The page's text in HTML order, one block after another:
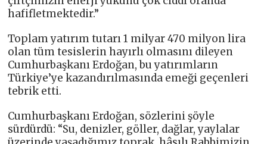
hafifletmektedir.”
Toplam yatırım tutarı 1 milyar 470 milyon lira
olan tüm tesislerin hayırlı olmasını dileyen
Cumhurbaşkanı Erdoğan, bu yatırımların
Türkiye’ye kazandırılmasında emeği geçenleri
tebrik etti.
Cumhurbaşkanı Erdoğan, sözlerini şöyle
sürdürdü: “Su, denizler, göller, dağlar, yaylalar